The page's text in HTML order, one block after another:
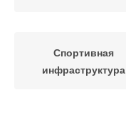
Спортивная
инфраструктура